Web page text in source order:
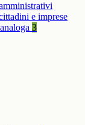
e imprese
3